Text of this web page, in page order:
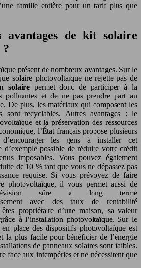
famille entière pour un tarif plus que
avantages de kit solaire
?
présent de nombreux avantages. Sur le
solaire photovoltaïque ne rejette pas de
solairepermet donc de participer à la
polluantes et de ne pas prendre part au
De plus, les matériaux qui composent les
sont recyclables. Autres avantages : le
et la préservation des ressources
l’État français propose plusieurs
les gens à installer cet
d’exemple possible de réduire votre crédit
imposables. Vous pouvez également
de 10 % tant que vous ne dépassez pas
requise. Si vous prévoyez de faire
photovoltaïque, il vous permet aussi de
sûre à long terme
avec des taux de rentabilité
propriétaire d’une maison, sa valeur
à l’installation photovoltaïque. Sur le
place des dispositifs photovoltaïque est
la plus facile pour bénéficier de l’énergie
de panneaux solaires sont faibles.
face aux intempéries et ne nécessitent que